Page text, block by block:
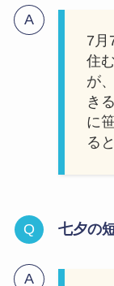
7月
住
が
き
に
る
七夕の